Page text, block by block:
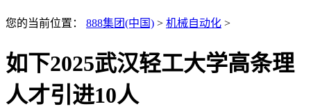
您的当前位置： 888集团(中国) > 机械自动化 >
如下2025武汉轻工大学高条理
人才引进10人